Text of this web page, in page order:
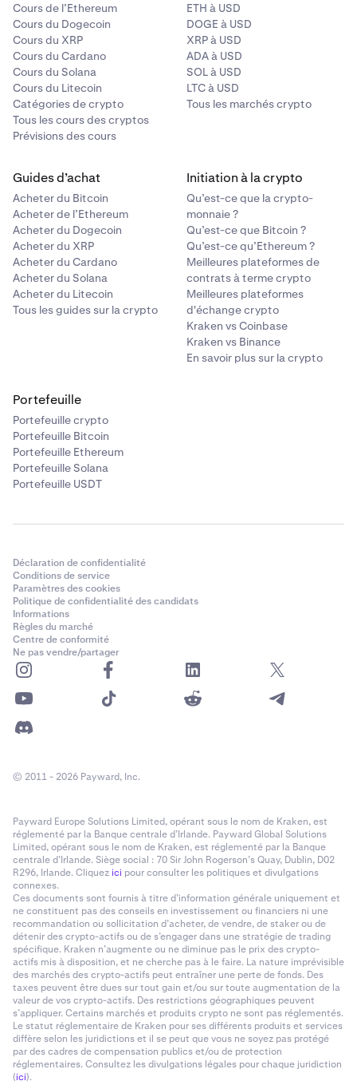
Cours de l’Ethereum
Cours du Dogecoin
Cours du XRP
Cours du Cardano
Cours du Solana
Cours du Litecoin
Catégories de crypto
Tous les cours des cryptos
Prévisions des cours
ETH à USD
DOGE à USD
XRP à USD
ADA à USD
SOL à USD
LTC à USD
Tous les marchés crypto
Guides d’achat
Acheter du Bitcoin
Acheter de l’Ethereum
Acheter du Dogecoin
Acheter du XRP
Acheter du Cardano
Acheter du Solana
Acheter du Litecoin
Tous les guides sur la crypto
Initiation à la crypto
Qu’est-ce que la crypto-
monnaie ?
Qu’est-ce que Bitcoin ?
Qu’est-ce qu’Ethereum ?
Meilleures plateformes de
contrats à terme crypto
Meilleures plateformes
d'échange crypto
Kraken vs Coinbase
Kraken vs Binance
En savoir plus sur la crypto
Portefeuille
Portefeuille crypto
Portefeuille Bitcoin
Portefeuille Ethereum
Portefeuille Solana
Portefeuille USDT
Déclaration de confidentialité
Conditions de service
Paramètres des cookies
Politique de confidentialité des candidats
Informations
Règles du marché
Centre de conformité
Ne pas vendre/partager
© 2011 - 2026 Payward, Inc.
Payward Europe Solutions Limited, opérant sous le nom de Kraken, est
réglementé par la Banque centrale d’Irlande. Payward Global Solutions
Limited, opérant sous le nom de Kraken, est réglementé par la Banque
centrale d’Irlande. Siège social : 70 Sir John Rogerson’s Quay, Dublin, D02
R296, Irlande. Cliquezici pour consulter les politiques et divulgations
connexes.
Ces documents sont fournis à titre d’information générale uniquement et
ne constituent pas des conseils en investissement ou financiers ni une
recommandation ou sollicitation d’acheter, de vendre, de staker ou de
détenir des crypto-actifs ou de s’engager dans une stratégie de trading
spécifique. Kraken n’augmente ou ne diminue pas le prix des crypto-
actifs mis à disposition, et ne cherche pas à le faire. La nature imprévisible
des marchés des crypto-actifs peut entraîner une perte de fonds. Des
taxes peuvent être dues sur tout gain et/ou sur toute augmentation de la
valeur de vos crypto-actifs. Des restrictions géographiques peuvent
s’appliquer. Certains marchés et produits crypto ne sont pas réglementés.
Le statut réglementaire de Kraken pour ses différents produits et services
diffère selon les juridictions et il se peut que vous ne soyez pas protégé
par des cadres de compensation publics et/ou de protection
réglementaires. Consultez les divulgations légales pour chaque juridiction
(ici).